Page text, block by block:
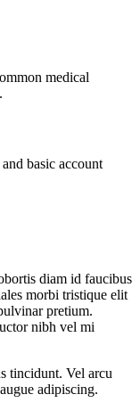
medical
basic account
diam id faucibus
morbi tristique elit
pretium.
nibh vel mi
tincidunt. Vel arcu
adipiscing.